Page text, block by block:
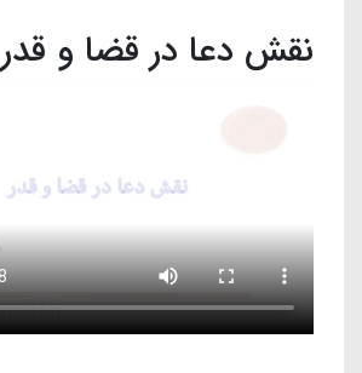
نقش دعا در قضا و قدر